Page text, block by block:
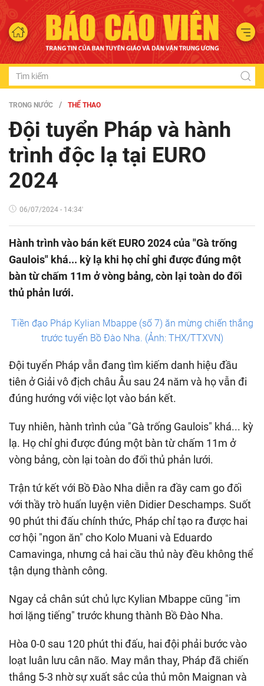
TRONG NƯỚC THỂ THAO
Đội tuyển Pháp và hành
trình độc lạ tại EURO
2024
06/07/2024 - 14:34'
Hành trình vào bán kết EURO 2024 của "Gà trống
Gaulois" khá... kỳ lạ khi họ chỉ ghi được đúng một
bàn từ chấm 11m ở vòng bảng, còn lại toàn do đối
thủ phản lưới.
Tiền đạo Pháp Kylian Mbappe (số 7) ăn mừng chiến thắng
trước tuyển Bồ Đào Nha. (Ảnh: THX/TTXVN)
Đội tuyển Pháp vẫn đang tìm kiếm danh hiệu đầu
tiên ở Giải vô địch châu Âu sau 24 năm và họ vẫn đi
đúng hướng với việc lọt vào bán kết.
Tuy nhiên, hành trình của "Gà trống Gaulois" khá... kỳ
lạ. Họ chỉ ghi được đúng một bàn từ chấm 11m ở
vòng bảng, còn lại toàn do đối thủ phản lưới.
Trận tứ kết với Bồ Đào Nha diễn ra đầy cam go đối
với thầy trò huấn luyện viên Didier Deschamps. Suốt
90 phút thi đấu chính thức, Pháp chỉ tạo ra được hai
cơ hội "ngon ăn" cho Kolo Muani và Eduardo
Camavinga, nhưng cả hai cầu thủ này đều không thể
tận dụng thành công.
Ngay cả chân sút chủ lực Kylian Mbappe cũng "im
hơi lặng tiếng" trước khung thành Bồ Đào Nha.
Hòa 0-0 sau 120 phút thi đấu, hai đội phải bước vào
loạt luân lưu cân não. May mắn thay, Pháp đã chiến
thắng 5-3 nhờ sự xuất sắc của thủ môn Maignan và